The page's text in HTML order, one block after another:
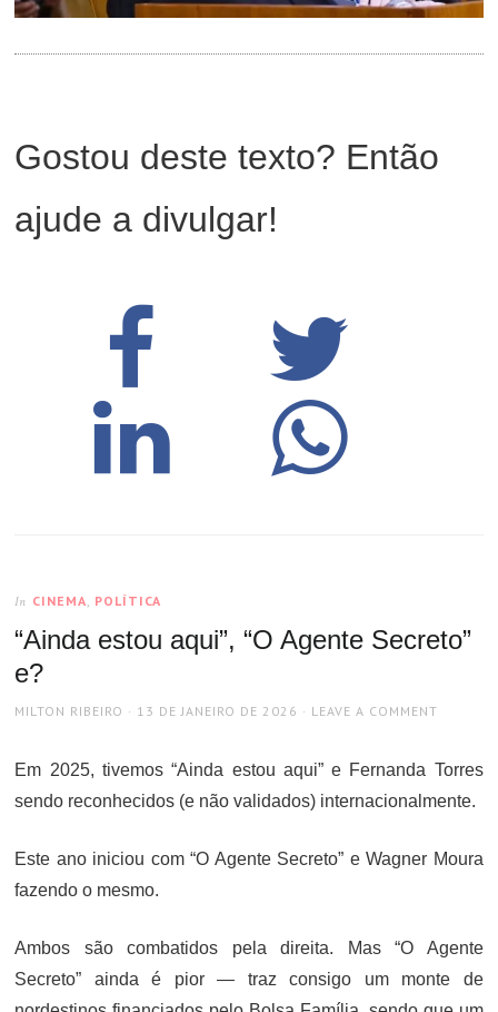
Gostou deste texto? Então
ajude a divulgar!
In CINEMA, POLÍTICA
“Ainda estou aqui”, “O Agente Secreto”
e?
AUTHOR
MILTON RIBEIRO
POSTED
13 DE JANEIRO DE 2026 LEAVE A COMMENT
Em 2025, tivemos “Ainda estou aqui” e Fernanda Torres
sendo reconhecidos (e não validados) internacionalmente.
Este ano iniciou com “O Agente Secreto” e Wagner Moura
fazendo o mesmo.
Ambos são combatidos pela direita. Mas “O Agente
Secreto” ainda é pior — traz consigo um monte de